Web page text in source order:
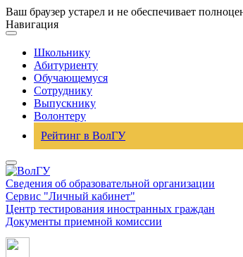
Ваш браузер устарел и не обеспечивает
Навигация
Школьнику
Абитуриенту
Обучающемуся
Сотруднику
Выпускнику
Волонтеру
Рейтинг в ВолГУ
Сведения об образовательной организации
Сервис "Личный кабинет"
Центр тестирования иностранных граждан
Документы приемной комиссии